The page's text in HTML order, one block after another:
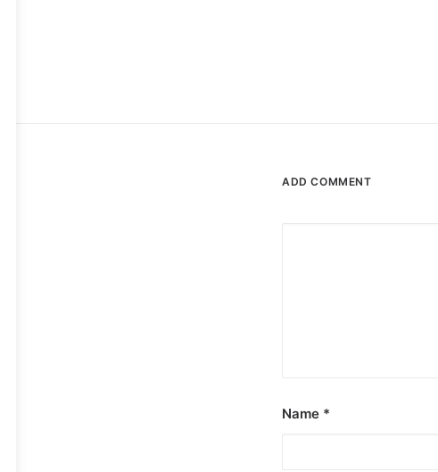
ADD COMMENT
Name *